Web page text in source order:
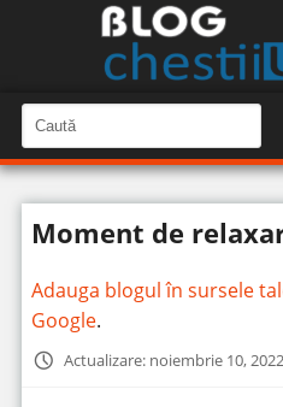
a
u
t
n
C
a
u
î
n
t
Moment de
Adauga blogul în sursele
Google.
Actualizare: noiembrie 10, 2022